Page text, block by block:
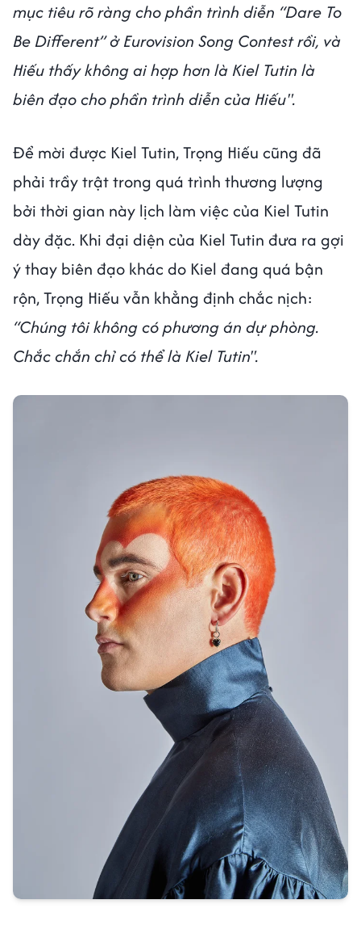
mục tiêu rõ ràng cho phần trình diễn “Dare To
Be Different” ở Eurovision Song Contest rồi, và
Hiếu thấy không ai hợp hơn là Kiel Tutin là
biên đạo cho phần trình diễn của Hiếu".
Để mời được Kiel Tutin, Trọng Hiếu cũng đã
phải trầy trật trong quá trình thương lượng
bởi thời gian này lịch làm việc của Kiel Tutin
dày đặc. Khi đại diện của Kiel Tutin đưa ra gợi
ý thay biên đạo khác do Kiel đang quá bận
rộn, Trọng Hiếu vẫn khẳng định chắc nịch:
“Chúng tôi không có phương án dự phòng.
Chắc chắn chỉ có thể là Kiel Tutin".